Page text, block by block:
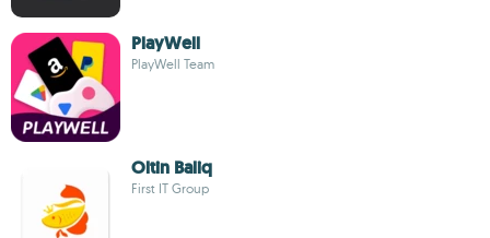
PlayWell
PlayWell Team
Oltin Baliq
First IT Group